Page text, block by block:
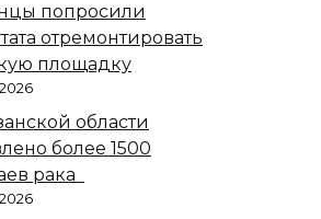
попросили
отремонтировать
площадку
области
более 1500
рака